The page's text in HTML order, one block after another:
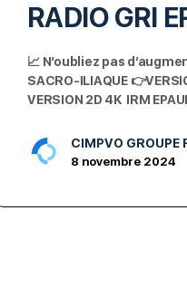
RADIO GRI
📈 N’oubliez pas
SACRO-ILIAQUE
VERSION 2D 4K IRM
CIMPVO GROUPE
8 novembre 2024